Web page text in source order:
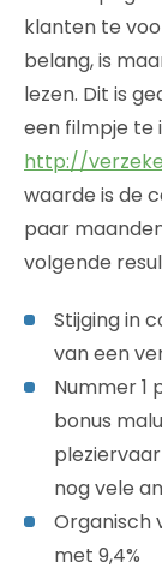
klanten te
belang, is
lezen. Dit is
een filmpje te
http://
waarde is de
paar
volgende
Stijging in
van een
Nummer 1
bonus
nog vele
Organisch
met 9,4%